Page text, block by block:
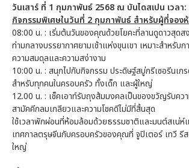
วันเสาร์ ที่ 1 กุมภาพันธ์ 2568 ณ บันไดสเปน เวลา
กิจกรรมพิเศษในวันที่ 2 กุมภาพันธ์ สำหรับผู้ที่จอง
08:00 น. : เริ่มต้นวันของคุณด้วยโยคะที่ลานดูดาวสุดส
ท่ามกลางบรรยากาศยามเช้าแห่งขุนเขา เหมาะสำหรับ
ความสมดุลและความสง่างาม
10:00 น. : สนุกไปกับกิจกรรม ประดิษฐ์สบู่กรีเซอรีนเก
สำหรับทุกคนในครอบครัว ทั้งเด็ก และผู้ใหญ่
12.00 น. : เช็คเอาท์รับถุงส้มมงคลเป็นของขวัญรับคว
สามัคคีกลมเกลียวและความโชคดีไม่มีที่สิ้นสุด
ใช้เวลาพักผ่อนที่ห้อมล้อมด้วยธรรมชาติและมนต์สเน่ห์
เทศกาลตรุษจีนกับครอบครัวของคุณที่ จูปิเตอร์ เทวี รี
ใหญ่